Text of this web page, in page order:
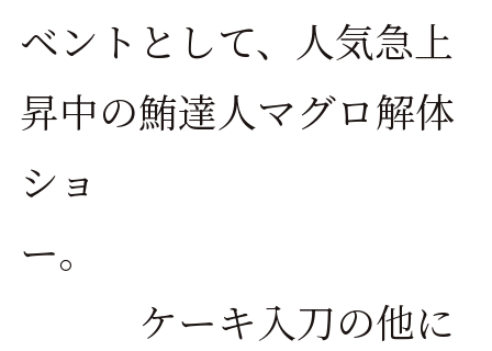
ベントとして、人気急上
昇中の鮪達人マグロ解体
ショ
ー。
ケーキ入刀の他に